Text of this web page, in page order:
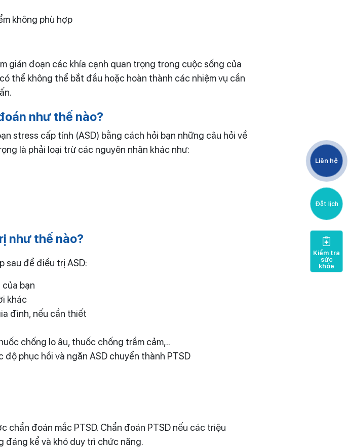
không phù hợp
gián đoạn các khía cạnh quan trọng trong cuộc sống của
thể không thể bắt đầu hoặc hoàn thành các nhiệm vụ cần
như thế nào?
stress cấp tính (ASD) bằng cách hỏi bạn những câu hỏi về
là phải loại trừ các nguyên nhân khác như:
như thế nào?
sau để điều trị ASD:
bạn
khác
đình, nếu cần thiết
chống lo âu, thuốc chống trầm cảm,..
phục hồi và ngăn ASD chuyển thành PTSD
chẩn đoán mắc PTSD. Chẩn đoán PTSD nếu các triệu
đáng kể và khó duy trì chức năng.
Liên hệ
Đặt lịch
Kiểm tra
sức
khỏe